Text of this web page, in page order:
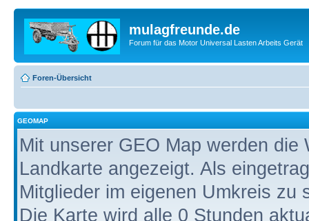
mulagfreunde.de
Forum für das Motor Universal Lasten Arbeits Gerät
Foren-Übersicht
GEOMAP
Mit unserer GEO Map werden
Landkarte angezeigt. Als
Mitglieder im eigenen Umkreis zu
Die Karte wird alle 0 Stunden